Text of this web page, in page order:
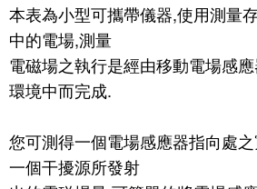
本表為小型可攜帶儀器,使用測量
中的電場,測量
電磁場之執行是經由移動電場感
環境中而完成.
您可測得一個電場感應器指向處
一個干擾源所發射